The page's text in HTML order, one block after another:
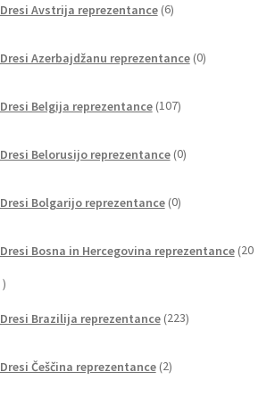
Dresi Avstrija reprezentance 6izdelkov
Dresi Azerbajdžanu reprezentance 0izdelkov
Dresi Belgija reprezentance 107izdelkov
Dresi Belorusijo reprezentance 0izdelkov
Dresi Bolgarijo reprezentance 0izdelkov
Dresi Bosna in Hercegovina reprezentance 20
20
Dresi Brazilija reprezentance 223izdelkov
Dresi Češčina reprezentance 2izdelka